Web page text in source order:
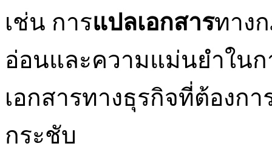
เช่น การแปลเอกสารทาง
อ่อนและความแม่นยำในก
เอกสารทางธุรกิจที่ต้องก
กระชับ